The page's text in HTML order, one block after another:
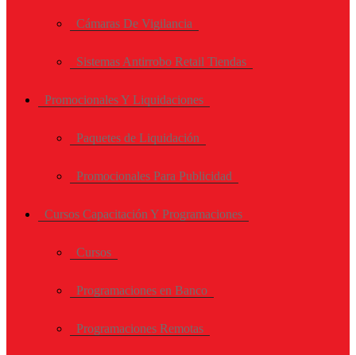
Cámaras De Vigilancia
Sistemas Antirrobo Retail Tiendas
Promocionales Y Liquidaciones
Paquetes de Liquidación
Promocionales Para Publicidad
Cursos Capacitación Y Programaciones
Cursos
Programaciones en Banco
Programaciones Remotas